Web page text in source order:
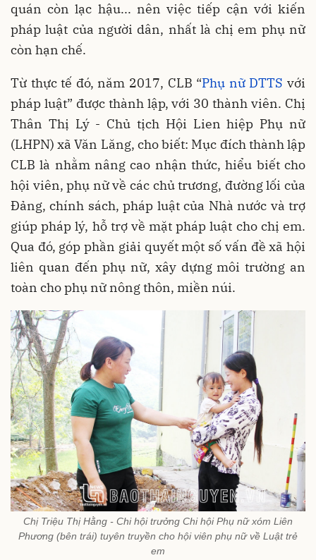
quán còn lạc hậu... nên việc tiếp cận với kiến
pháp luật của người dân, nhất là chị em phụ nữ
còn hạn chế.
Từ thực tế đó, năm 2017, CLB “Phụ nữ DTTS với
pháp luật” được thành lập, với 30 thành viên. Chị
Thân Thị Lý - Chủ tịch Hội Lien hiệp Phụ nữ
(LHPN) xã Văn Lăng, cho biết: Mục đích thành lập
CLB là nhằm nâng cao nhận thức, hiểu biết cho
hội viên, phụ nữ về các chủ trương, đường lối của
Đảng, chính sách, pháp luật của Nhà nước và trợ
giúp pháp lý, hỗ trợ về mặt pháp luật cho chị em.
Qua đó, góp phần giải quyết một số vấn đề xã hội
liên quan đến phụ nữ, xây dựng môi trường an
toàn cho phụ nữ nông thôn, miền núi.
Chị Triệu Thị Hằng - Chi hội trưởng Chi hội Phụ nữ xóm Liên
Phương (bên trái) tuyên truyền cho hội viên phụ nữ về Luật trẻ
em